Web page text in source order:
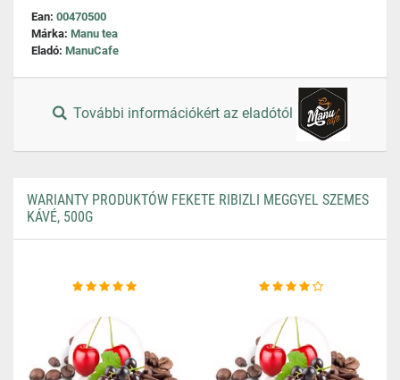
Ean: 00470500
Márka: Manu tea
Eladó: ManuCafe
További információkért az eladótól
WARIANTY PRODUKTÓW FEKETE RIBIZLI MEGGYEL SZEMES
KÁVÉ, 500G